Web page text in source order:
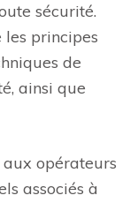
sécurité.
les principes
de
ainsi que
opérateurs
associés à